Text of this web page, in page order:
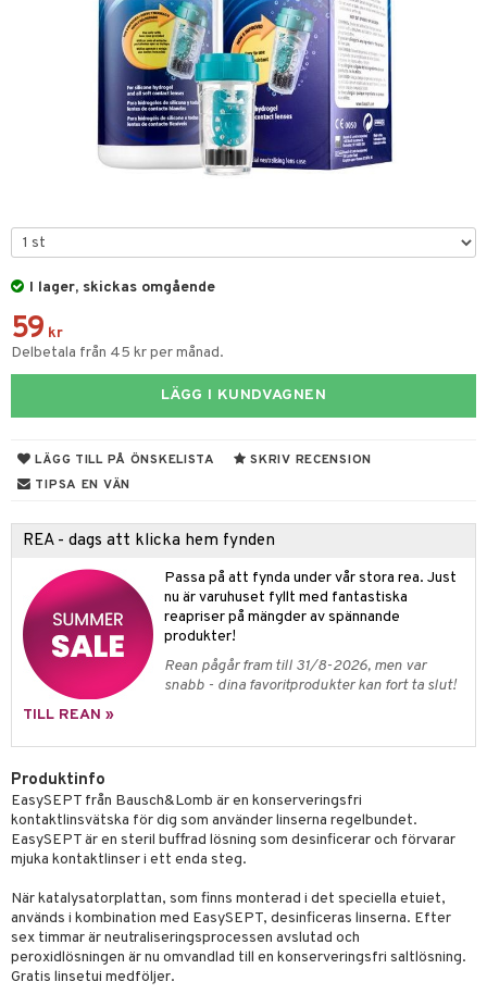
I lager, skickas omgående
59 kr
Delbetala från 45 kr per månad.
LÄGG I KUNDVAGNEN
LÄGG TILL PÅ ÖNSKELISTA
SKRIV RECENSION
TIPSA EN VÄN
REA - dags att klicka hem fynden
Passa på att fynda under vår stora rea. Just
nu är varuhuset fyllt med fantastiska
reapriser på mängder av spännande
produkter!
Rean pågår fram till 31/8-2026, men var
snabb - dina favoritprodukter kan fort ta slut!
TILL REAN »
Produktinfo
EasySEPT från Bausch&Lomb är en konserveringsfri
kontaktlinsvätska för dig som använder linserna regelbundet.
EasySEPT är en steril buffrad lösning som desinficerar och förvarar
mjuka kontaktlinser i ett enda steg.
När katalysatorplattan, som finns monterad i det speciella etuiet,
används i kombination med EasySEPT, desinficeras linserna. Efter
sex timmar är neutraliseringsprocessen avslutad och
peroxidlösningen är nu omvandlad till en konserveringsfri saltlösning.
Gratis linsetui medföljer.